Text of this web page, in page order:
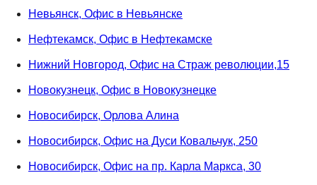
Невьянск, Офис в Невьянске
Нефтекамск, Офис в Нефтекамске
Нижний Новгород, Офис на Страж революции,15
Новокузнецк, Офис в Новокузнецке
Новосибирск, Орлова Алина
Новосибирск, Офис на Дуси Ковальчук, 250
Новосибирск, Офис на пр. Карла Маркса, 30